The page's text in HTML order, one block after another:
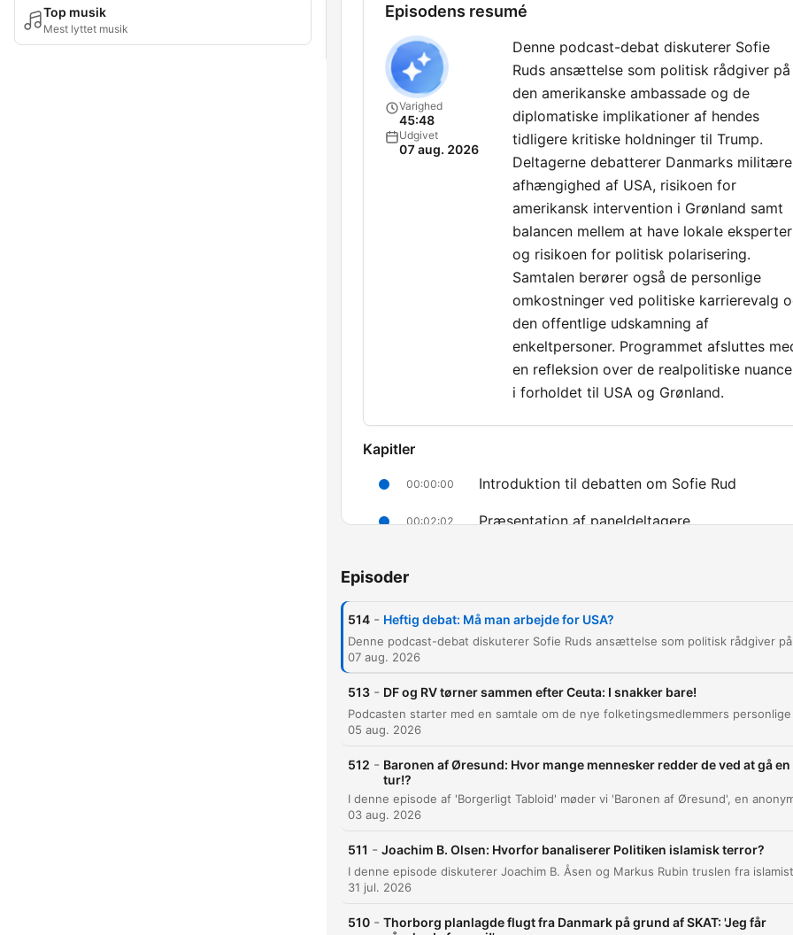
Top musik
Mest lyttet musik
Episodens resumé
Varighed
45:48
Udgivet
07 aug. 2026
Denne podcast-debat diskuterer Sofie
Ruds ansættelse som politisk rådgiver på
den amerikanske ambassade og de
diplomatiske implikationer af hendes
tidligere kritiske holdninger til Trump.
Deltagerne debatterer Danmarks militære
afhængighed af USA, risikoen for
amerikansk intervention i Grønland samt
balancen mellem at have lokale eksperter
og risikoen for politisk polarisering.
Samtalen berører også de personlige
omkostninger ved politiske karrierevalg
den offentlige udskamning af
enkeltpersoner. Programmet afsluttes
en refleksion over de realpolitiske
i forholdet til USA og Grønland.
Kapitler
00:00:00 Introduktion til debatten om Sofie Rud
00:02:02 Præsentation af paneldeltagere
00:08:44
udskamning
00:44:48
Klik på et kapitel for at gå direkte til det tidspunkt
Højdepunkter
Ja, farvet, skuffet, let og chokeret.
beslutning om at tage jobbet på ambassaden.
Jeg ser meget den her udskamning af personer i et
makkalys, og det er sådan set, hvad enten det
00:09:17 · Anna Libach kritiserer den offentlige tone og
Episoder
514 - Heftig debat: Må man arbejde for USA?
07 aug. 2026
513 - DF og RV tørner sammen efter Ceuta: I snakker bare!
05 aug. 2026
512 - Baronen af Øresund: Hvor mange mennesker redder de ved at gå en
tur!?
03 aug. 2026
511 - Joachim B. Olsen: Hvorfor banaliserer Politiken islamisk terror?
31 jul. 2026
510 - Thorborg planlagde flugt fra Danmark på grund af SKAT: 'Jeg får